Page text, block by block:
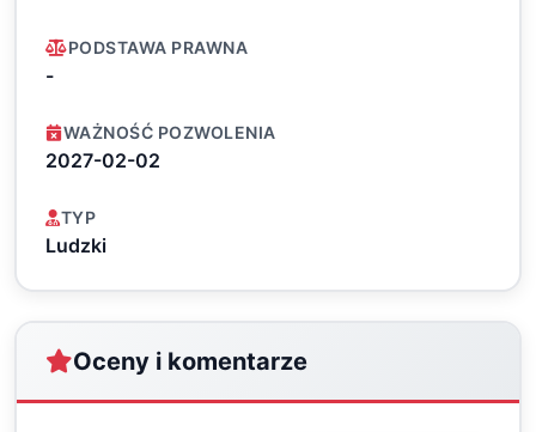
PODSTAWA PRAWNA
-
WAŻNOŚĆ POZWOLENIA
2027-02-02
TYP
Ludzki
Oceny i komentarze